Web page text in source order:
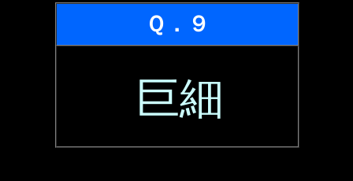
Ｑ．９
巨細